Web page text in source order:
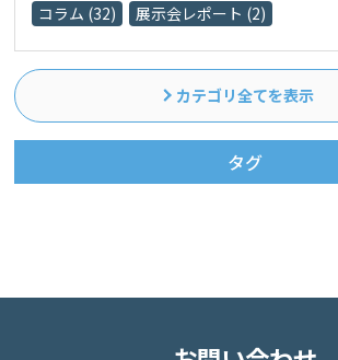
コラム (32) 展示会レポート (2)
カテゴリ全てを表示
タグ